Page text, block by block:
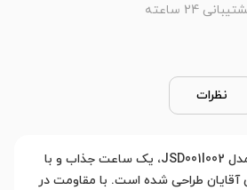
24 ساعته
نظرات
ساعت مردانه اوماکس مدل JSD001I002، یک ساعت جذاب و با
آقایان طراحی شده است. با مقاومت در